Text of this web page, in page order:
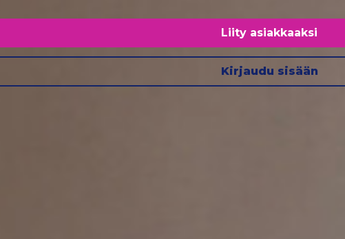
Liity asiakkaaksi
Kirjaudu sisään